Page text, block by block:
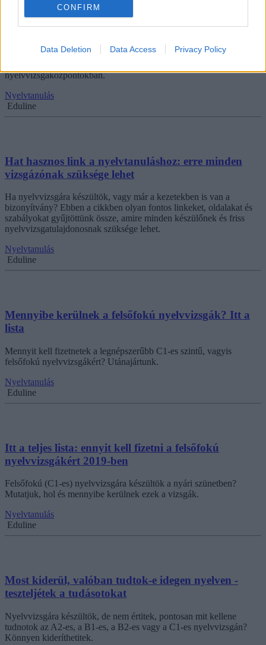
CONFIRM
Data Deletion Data Access Privacy Policy
Ennyit kell fizetni a felsőfokú nyelvvizsgáért 2020-
ban: itt a teljes lista
A diploma megszerzéséhez vagy a munkátok miatt szükségetek van
egy felsőfokú nyelvvizsgára? Utánajártunk, mennyit kell fizetnetek
nyelvvizsgaközpontokban.
Nyelvtanulás
Eduline
Hat hasznos link a nyelvtanuláshoz: erre minden
vizsgázónak szüksége lehet
Ha nyelvvizsgára készültök, vagy már a kezetekben is van a
bizonyítvány? Ebben a cikkben olyan fontos linkeket, oldalakat és
szabályokat gyűjtöttünk össze, amire minden készülőnek és friss
nyelvvizsgatulajdonosnak szüksége lehet.
Nyelvtanulás
Eduline
Mennyibe kerülnek a felsőfokú nyelvvizsgák? Itt a
lista
Mennyit kell fizetnetek a legnépszerűbb C1-es szintű, vagyis
felsőfokú nyelvvizsgákért? Utánajártunk.
Nyelvtanulás
Eduline
Itt a teljes lista: ennyit kell fizetni a felsőfokú
nyelvvizsgákért 2019-ben
Felsőfokú (C1-es) nyelvvizsgára készültök a nyári szünetben?
Mutatjuk, hol és mennyibe kerülnek ezek a vizsgák.
Nyelvtanulás
Eduline
Most kiderül, valóban tudtok-e idegen nyelven -
teszteljétek a tudásotokat
Nyelvvizsgára készültök, de nem értitek, pontosan mit kellene
tudnotok az A2-es, a B1-es, a B2-es vagy a C1-es nyelvvizsgán?
Könnyen kideríthetitek.